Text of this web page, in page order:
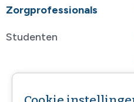
Zorgprofessionals
Studenten